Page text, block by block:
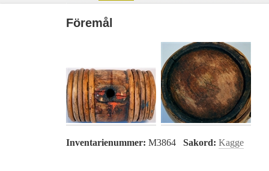
Föremål
Inventarienummer: M3864 Sakord: Kagge